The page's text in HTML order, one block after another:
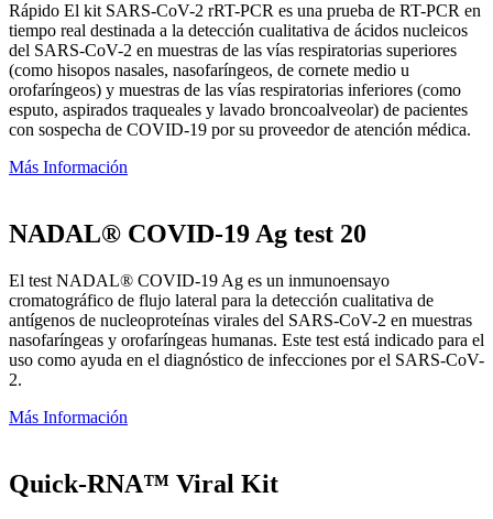
Rápido El kit SARS-CoV-2 rRT-PCR es una prueba de RT-PCR en
tiempo real destinada a la detección cualitativa de ácidos nucleicos
del SARS-CoV-2 en muestras de las vías respiratorias superiores
(como hisopos nasales, nasofaríngeos, de cornete medio u
orofaríngeos) y muestras de las vías respiratorias inferiores (como
esputo, aspirados traqueales y lavado broncoalveolar) de pacientes
con sospecha de COVID-19 por su proveedor de atención médica.
Más Información
NADAL® COVID-19 Ag test 20
El test NADAL® COVID-19 Ag es un inmunoensayo
cromatográfico de flujo lateral para la detección cualitativa de
antígenos de nucleoproteínas virales del SARS-CoV-2 en muestras
nasofaríngeas y orofaríngeas humanas. Este test está indicado para el
uso como ayuda en el diagnóstico de infecciones por el SARS-CoV-
2.
Más Información
Quick-RNA™ Viral Kit